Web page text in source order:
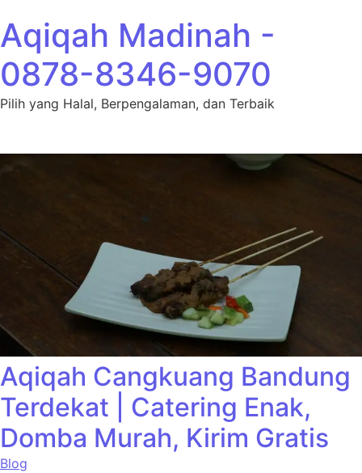
Aqiqah Madinah -
0878-8346-9070
Pilih yang Halal, Berpengalaman, dan Terbaik
Aqiqah Cangkuang Bandung
Terdekat | Catering Enak,
Domba Murah, Kirim Gratis
Blog